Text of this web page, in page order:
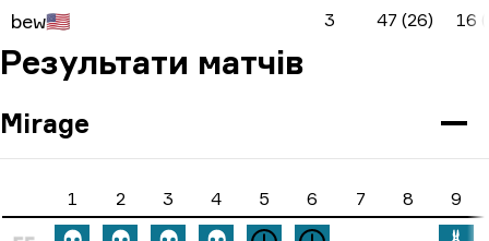
bew🇺🇸 3 47 (26) 16
Результати матчів
Mirage
1 2 3 4 5 6 7 8 9